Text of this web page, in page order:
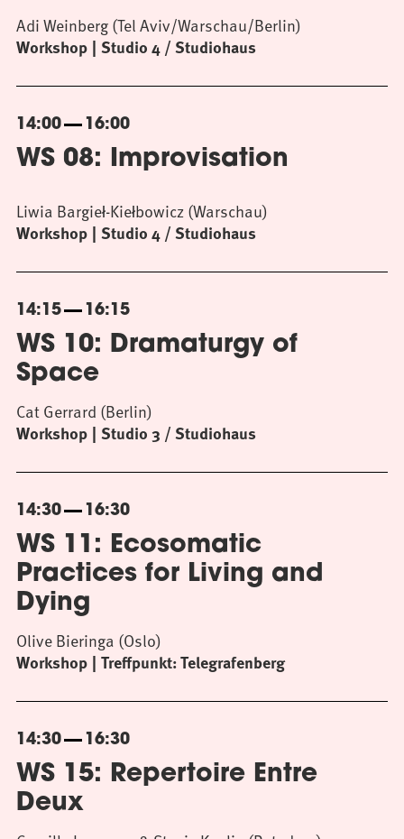
Workshop Studio 4 / Studiohaus
Adi Weinberg (Tel Aviv/Warschau/Berlin)
14:00 16:00
WS 08: Improvisation
Workshop Studio 4 / Studiohaus
Liwia Bargieł-Kiełbowicz (Warschau)
14:15 16:15
WS 10: Dramaturgy of
Space
Workshop Studio 3 / Studiohaus
Cat Gerrard (Berlin)
14:30 16:30
WS 11: Ecosomatic
Practices for Living and
Dying
Workshop Treffpunkt: Telegrafenberg
Olive Bieringa (Oslo)
14:30 16:30
WS 15: Repertoire Entre
Deux